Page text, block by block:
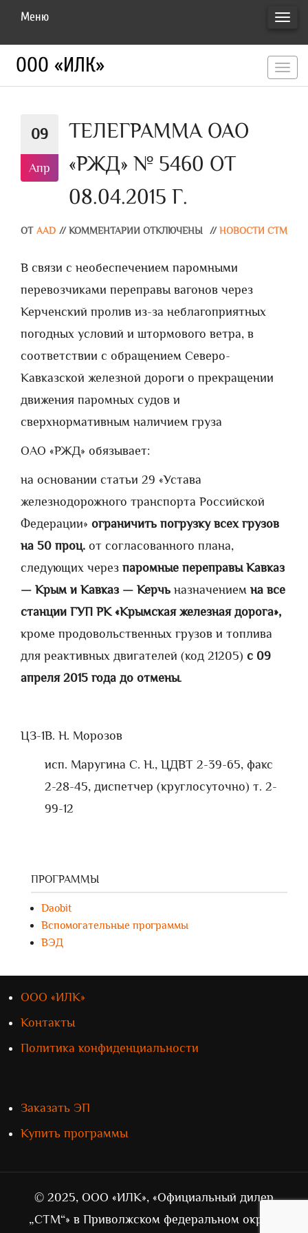
Меню
ООО «ИЛК»
09
Апр
ТЕЛЕГРАММА ОАО
«РЖД» № 5460 ОТ
08.04.2015 Г.
ОТ AAD // КОММЕНТАРИИ ОТКЛЮЧЕНЫ // НОВОСТИ СТМ
В связи с необеспечением паромными
перевозчиками переправы вагонов через
Керченский пролив из-за неблагоприятных
погодных условий и штормового ветра, в
соответствии с обращением Северо-
Кавказской железной дороги о прекращении
движения паромных судов и
сверхнормативным наличием груза
ОАО «РЖД» обязывает:
на основании статьи 29 «Устава
железнодорожного транспорта Российской
Федерации» ограничить погрузку всех грузов
на 50 проц. от согласованного плана,
следующих через паромные переправы Кавказ
— Крым и Кавказ — Керчь назначением на все
станции ГУП РК «Крымская железная дорога»,
кроме продовольственных грузов и топлива
для реактивных двигателей (код 21205) с 09
апреля 2015 года до отмены.
ЦЗ-1В. Н. Морозов
исп. Маругина С. Н., ЦДВТ 2-39-65, факс
2-28-45, диспетчер (круглосуточно) т. 2-
99-12
ПРОГРАММЫ
Daobit
Вспомогательные программы
ВЭД
ООО «ИЛК»
Контакты
Политика конфиденциальности
Заказать ЭП
Купить программы
© 2025, ООО «ИЛК», «Официальный дилер
„СТМ“» в Приволжском федеральном округе